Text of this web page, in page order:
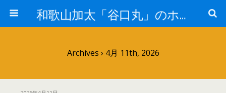
和歌山加太「谷口丸」のホームページ
Archives › 4月 11th, 2026